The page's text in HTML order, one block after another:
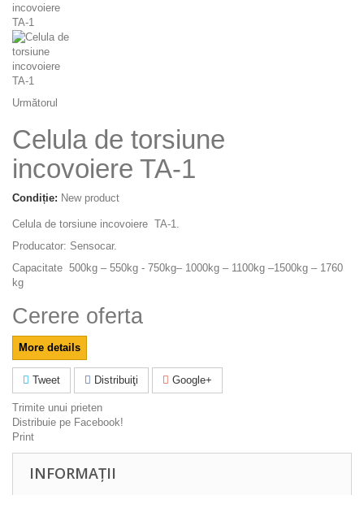
Următorul
Celula de torsiune
incovoiere TA-1
Condiție: New product
Celula de torsiune incovoiere TA-1.
Producator: Sensocar.
Capacitate 500kg – 550kg - 750kg– 1000kg – 1100kg –1500kg – 1760
kg
Cerere oferta
More details
Tweet Distribuiţi Google+
Trimite unui prieten
Distribuie pe Facebook!
Print
INFORMAȚII